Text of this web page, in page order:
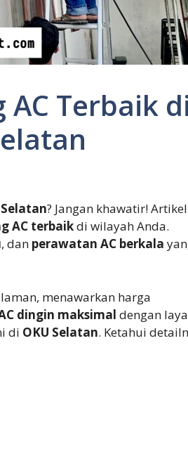
AC Terbaik di
? Jangan khawatir!
AC terbaikdi wilayah Anda.
, dan perawatan AC berkala
menawarkan harga
dingin maksimal dengan
di OKU Selatan. Ketahui